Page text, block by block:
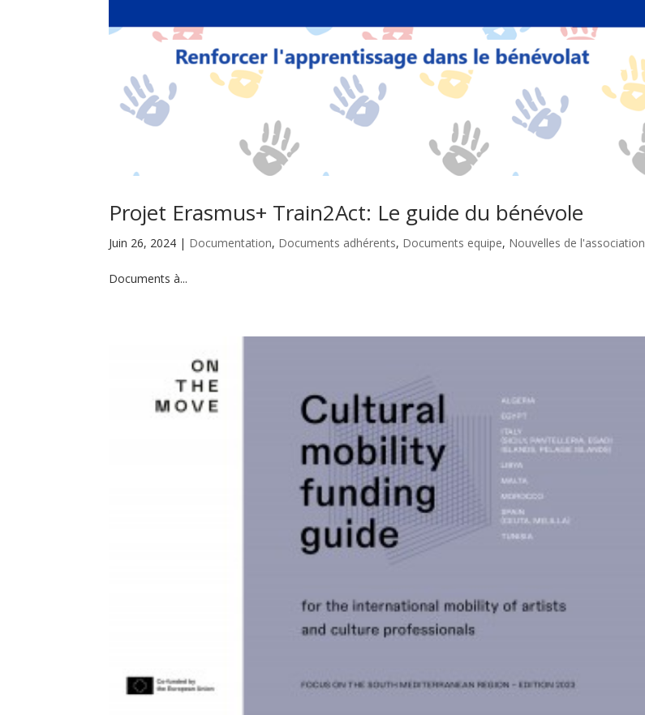
Projet Erasmus+ Train2Act: Le guide du bénévole
Juin 26, 2024 | Documentation, Documents adhérents, Documents equipe, Nouvelles de l'association
Documents à...